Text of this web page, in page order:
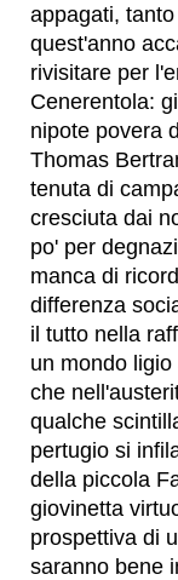
appagati,
quest'anno
rivisitare per
Cenerentola:
nipote povera
Thomas
tenuta di
cresciuta dai
po' per
manca di
differenza
il tutto nella
un mondo
che
qualche
pertugio si
della piccola
giovinetta
prospettiva di
saranno bene